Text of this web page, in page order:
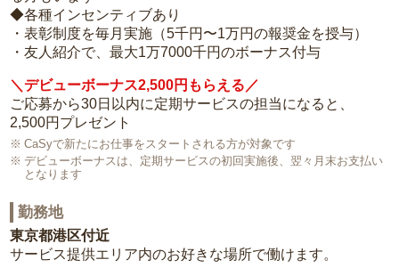
◆各種インセンティブあり
・表彰制度を毎月実施（5千円〜1万円の報奨金を授与）
・友人紹介で、最大1万7000千円のボーナス付与
＼デビューボーナス2,500円もらえる／
ご応募から30日以内に定期サービスの担当になると、
2,500円プレゼント
CaSyで新たにお仕事をスタートされる方が対象です
デビューボーナスは、定期サービスの初回実施後、翌々月末お支払い
となります
勤務地
東京都港区付近
サービス提供エリア内のお好きな場所で働けます。